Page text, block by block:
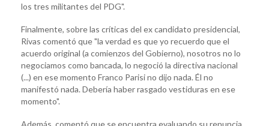
los tres militantes del PDG".
Finalmente, sobre las críticas del ex candidato presidencial,
Rivas comentó que "la verdad es que yo recuerdo que el
acuerdo original (a comienzos del Gobierno), nosotros no lo
negociamos como bancada, lo negoció la directiva nacional
(...) en ese momento Franco Parisi no dijo nada. Él no
manifestó nada. Debería haber rasgado vestiduras en ese
momento".
Además, comentó que se encuentra evaluando su renuncia